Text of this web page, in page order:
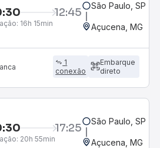
12:45
16h 15min
São Paulo, SP -
Açucena, MG
1
conexão
Embarque
direto
17:25
20h 55min
São Paulo, SP -
Açucena, MG